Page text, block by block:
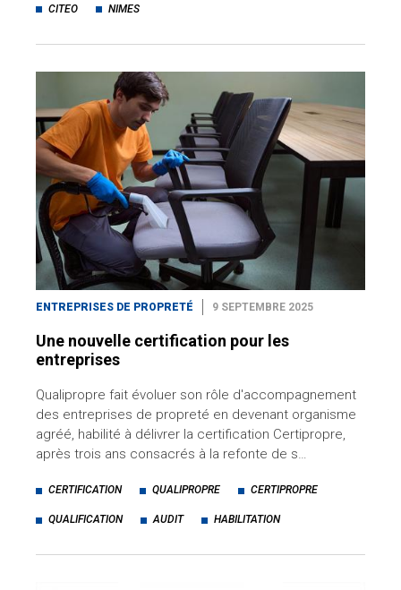
CITEO NIMES
ENTREPRISES DE PROPRETÉ 9 SEPTEMBRE 2025
Une nouvelle certification pour les
entreprises
Qualipropre fait évoluer son rôle d'accompagnement
des entreprises de propreté en devenant organisme
agréé, habilité à délivrer la certification Certipropre,
après trois ans consacrés à la refonte de s…
CERTIFICATION QUALIPROPRE CERTIPROPRE
QUALIFICATION AUDIT HABILITATION